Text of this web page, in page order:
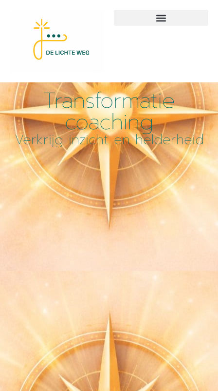
Transformatie
coaching
Verkrijg inzicht en helderheid